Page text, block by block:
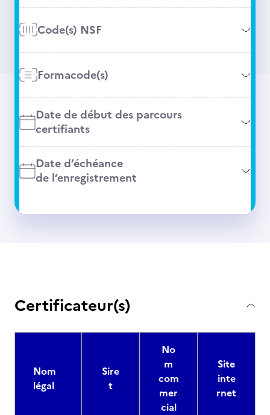
Code(s) NSF
Formacode(s)
Date de début des parcours
certifiants
Date d’échéance
de l’enregistrement
Certificateur(s)
Nom
légal
Sire
t
No
m
com
mer
cial
Site
inte
rnet